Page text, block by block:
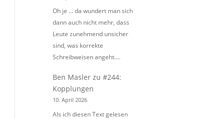
Oh je ... da wundert man sich
dann auch nicht mehr, dass
Leute zunehmend unsicher
sind, was korrekte
Schreibweisen angeht.…
Ben Masler zu#244:
Kopplungen
10. April 2026
Als ich diesen Text gelesen